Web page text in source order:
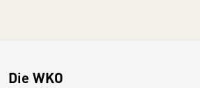
Die WKO